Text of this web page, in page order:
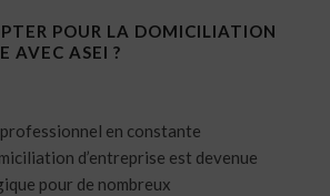
POUR LA DOMICILIATION
AVEC ASEI ?
en constante
d’entreprise est devenue
pour de nombreux